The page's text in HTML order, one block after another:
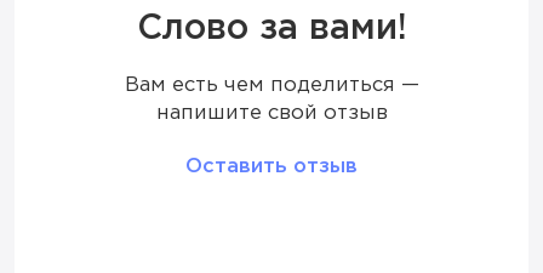
Количество вкусов
Слово за вами!
Вам есть чем поделиться —
напишите свой отзыв
Оставить отзыв